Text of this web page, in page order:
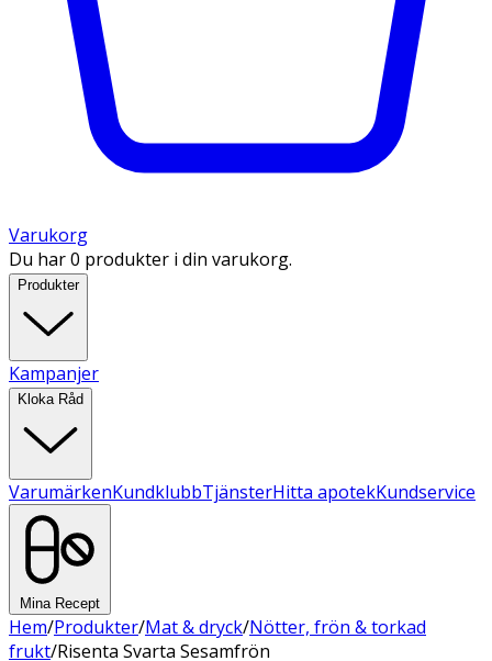
Varukorg
Du har 0 produkter i din varukorg.
Produkter
Kampanjer
Kloka Råd
VarumärkenKundklubbTjänsterHitta apotekKundservice
Mina Recept
Hem/Produkter/Mat & dryck/Nötter, frön & torkad
frukt/Risenta Svarta Sesamfrön